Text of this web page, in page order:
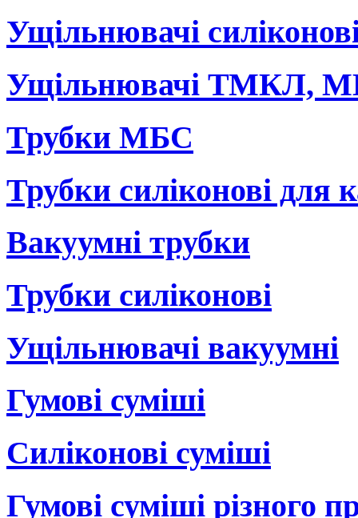
Ущільнювачі
Ущільнювачі ТМКЛ,
Трубки МБС
Трубки силіконові для
Вакуумні трубки
Трубки силіконові
Ущільнювачі вакуумні
Гумові суміші
Силіконові суміші
Гумові суміші різного